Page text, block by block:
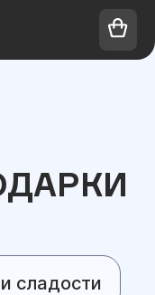
сладости